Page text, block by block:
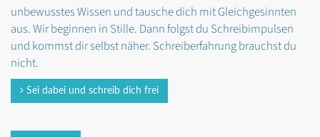
unbewusstes Wissen und tausche dich mit Gleichgesinnten
aus. Wir beginnen in Stille. Dann folgst du Schreibimpulsen
und kommst dir selbst näher. Schreiberfahrung brauchst du
nicht.
Sei dabei und schreib dich frei